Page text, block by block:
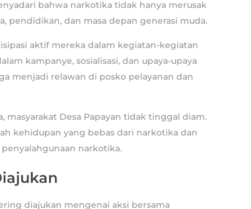
bahwa narkotika tidak hanya merusak
pendidikan, dan masa depan generasi muda.
aktif mereka dalam kegiatan-kegiatan
kampanye, sosialisasi, dan upaya-upaya
menjadi relawan di posko pelayanan dan
Desa Papayan tidak tinggal diam.
kehidupan yang bebas dari narkotika dan
narkotika.
diajukan mengenai aksi bersama